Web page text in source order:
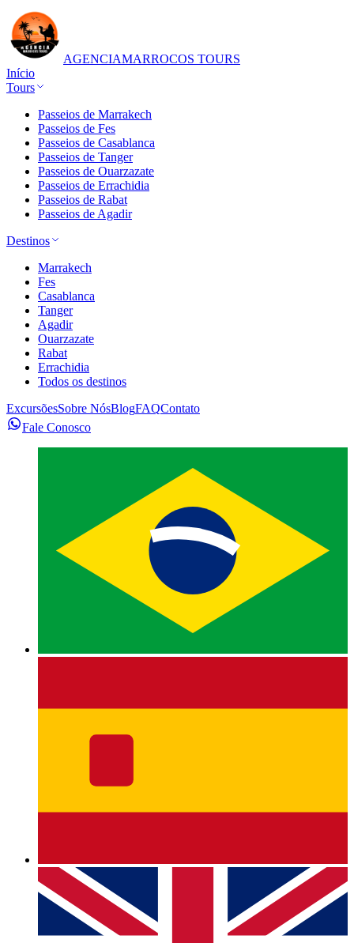
AGENCIAMARROCOS TOURS
Início
Tours
Passeios de Marrakech
Passeios de Fes
Passeios de Casablanca
Passeios de Tanger
Passeios de Ouarzazate
Passeios de Errachidia
Passeios de Rabat
Passeios de Agadir
Destinos
Marrakech
Fes
Casablanca
Tanger
Agadir
Ouarzazate
Rabat
Errachidia
Todos os destinos
ExcursõesSobre NósBlogFAQContato
Fale Conosco